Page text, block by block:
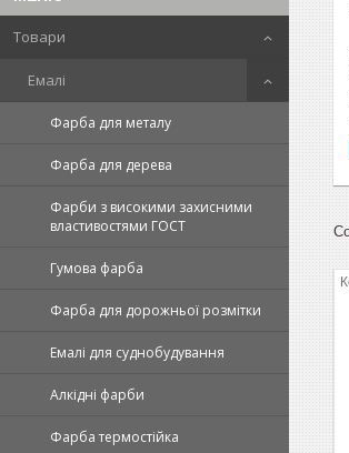
Товари
Емалі
Фарба для металу
Фарба для дерева
Фарби з високими захисними
властивостями ГОСТ
Гумова фарба
Фарба для дорожньої розмітки
Емалі для суднобудування
Алкідні фарби
Фарба термостійка